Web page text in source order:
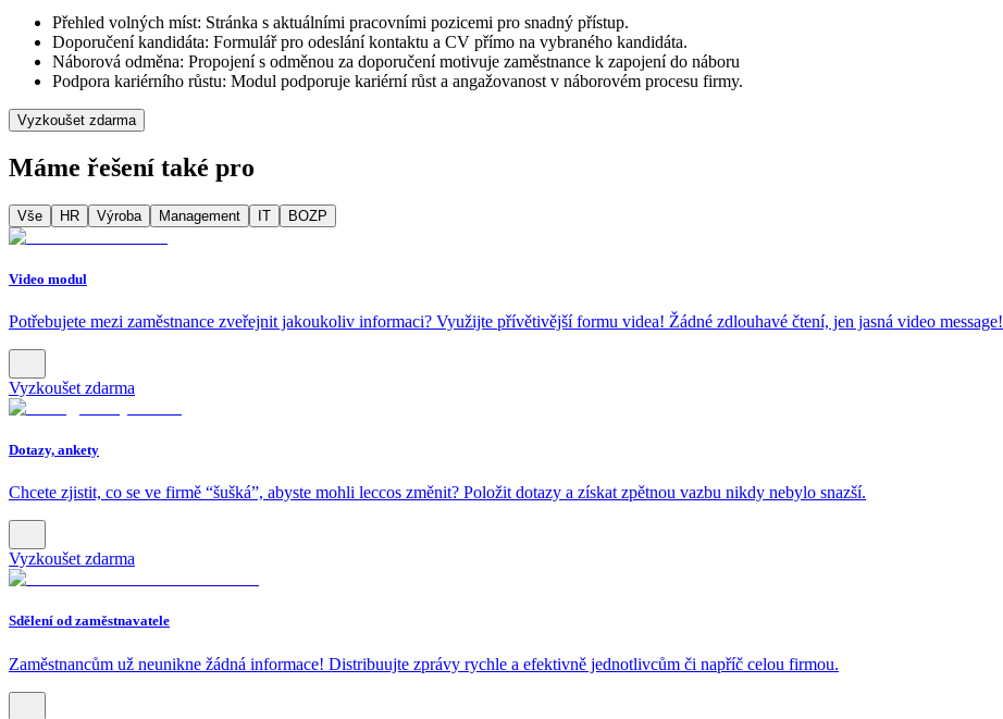
Přehled volných míst: Stránka s aktuálními pracovními pozicemi pro snadný přístup.
Doporučení kandidáta: Formulář pro odeslání kontaktu a CV přímo na vybraného kandidáta.
Náborová odměna: Propojení s odměnou za doporučení motivuje zaměstnance k zapojení do náboru
Podpora kariérního růstu: Modul podporuje kariérní růst a angažovanost v náborovém procesu firmy.
Vyzkoušet zdarma
Máme řešení také pro
Vše HR Výroba Management IT BOZP
Video modul
Potřebujete mezi zaměstnance zveřejnit jakoukoliv informaci? Využijte přívětivější formu videa! Žádné zdlouhavé čtení, jen jasná video message!
Vyzkoušet zdarma
Dotazy, ankety
Chcete zjistit, co se ve firmě “šušká”, abyste mohli leccos změnit? Položit dotazy a získat zpětnou vazbu nikdy nebylo snazší.
Vyzkoušet zdarma
Sdělení od zaměstnavatele
Zaměstnancům už neunikne žádná informace! Distribuujte zprávy rychle a efektivně jednotlivcům či napříč celou firmou.